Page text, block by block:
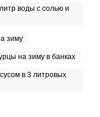
воды с солью и
зиму
на зиму в банках
в 3 литровых